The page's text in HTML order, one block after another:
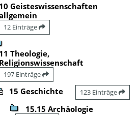
10 Geisteswissenschaften
12 Einträge
11 Theologie,
Religionswissenschaft
197 Einträge
15 Geschichte 123 Einträge
15.15 Archäologie